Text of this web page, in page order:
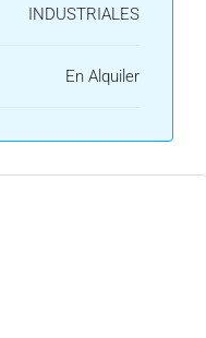
INDUSTRIALES
En Alquiler